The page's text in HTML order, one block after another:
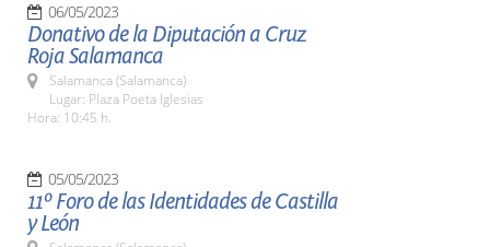
06/05/2023
Donativo de la Diputación a Cruz
Roja Salamanca
Salamanca (Salamanca)
Lugar: Plaza Poeta Iglesias
Hora: 10:45 h.
05/05/2023
11º Foro de las Identidades de Castilla
y León